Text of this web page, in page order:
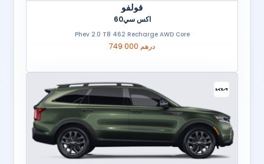
فولفو
اكس سي60
Phev 2.0 T8 462 Recharge AWD Core
749 000 درهم